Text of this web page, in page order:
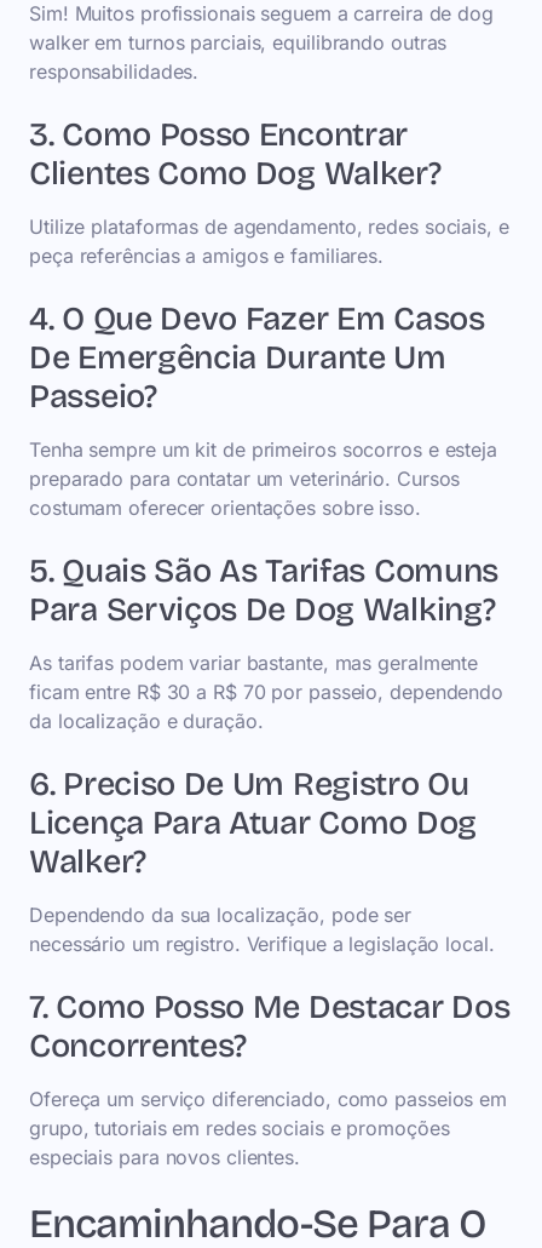
Sim! Muitos profissionais seguem a carreira de dog
walker em turnos parciais, equilibrando outras
responsabilidades.
3. Como Posso Encontrar
Clientes Como Dog Walker?
Utilize plataformas de agendamento, redes sociais, e
peça referências a amigos e familiares.
4. O Que Devo Fazer Em Casos
De Emergência Durante Um
Passeio?
Tenha sempre um kit de primeiros socorros e esteja
preparado para contatar um veterinário. Cursos
costumam oferecer orientações sobre isso.
5. Quais São As Tarifas Comuns
Para Serviços De Dog Walking?
As tarifas podem variar bastante, mas geralmente
ficam entre R$ 30 a R$ 70 por passeio, dependendo
da localização e duração.
6. Preciso De Um Registro Ou
Licença Para Atuar Como Dog
Walker?
Dependendo da sua localização, pode ser
necessário um registro. Verifique a legislação local.
7. Como Posso Me Destacar Dos
Concorrentes?
Ofereça um serviço diferenciado, como passeios em
grupo, tutoriais em redes sociais e promoções
especiais para novos clientes.
Encaminhando-Se Para O